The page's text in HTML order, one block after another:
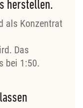
herstellen.
als Konzentrat
Das
bei 1:50.